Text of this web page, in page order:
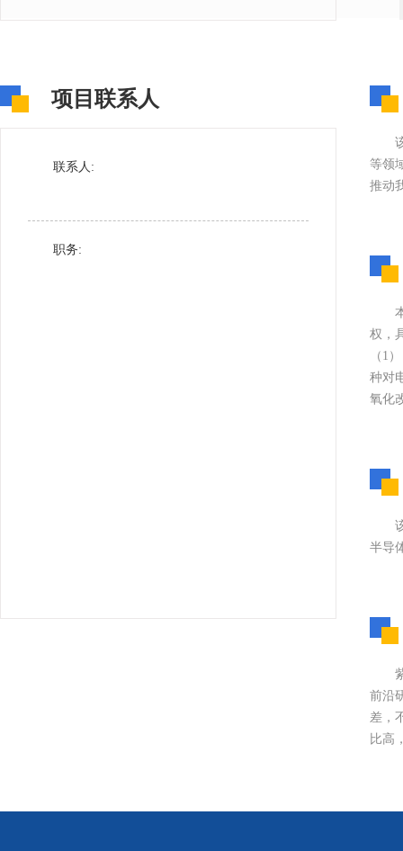
项目联系人
联系人:
职务:
等领
推动
权，
（1
种对
氧化
半导
前沿
差，
比高